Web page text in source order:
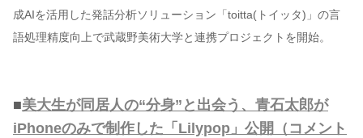
成AIを活用した発話分析ソリューション「toitta(トイッタ)」の言
語処理精度向上で武蔵野美術大学と連携プロジェクトを開始。
■美大生が同居人の“分身”と出会う、青石太郎が
iPhoneのみで制作した「Lilypop」公開（コメント